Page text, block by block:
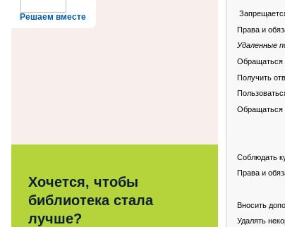
Решаем вместе
Хочется, чтобы
библиотека стала
лучше?
Права и
Удаленные
Обращаться
Получить
Обращаться
Соблюдать
Права и
Вносить
Удалять